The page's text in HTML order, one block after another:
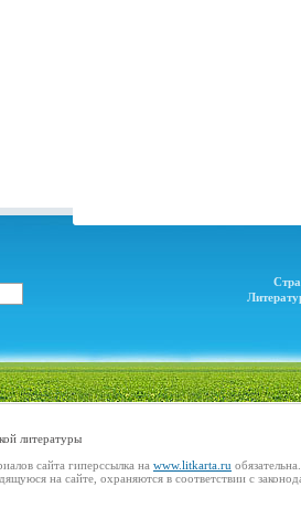
литературы
сайта гиперссылка на www.litkarta.ru обязательна.
на сайте, охраняются в соответствии с